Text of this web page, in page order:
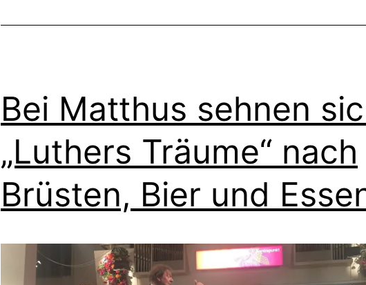
Bei Matthus sehnen
„Luthers Träume“ nach
Brüsten, Bier und